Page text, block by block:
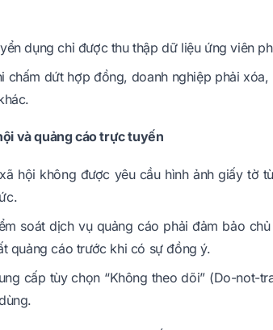
dụng chỉ được thu thập dữ liệu ứng viên
chấm dứt hợp đồng, doanh nghiệp phải
và quảng cáo trực tuyến
hội không được yêu cầu hình ảnh giấy tờ
soát dịch vụ quảng cáo phải đảm bảo
quảng cáo trước khi có sự đồng ý.
cấp tùy chọn “Không theo dõi” (Do-not-